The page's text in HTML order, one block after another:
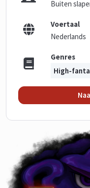
Buiten
Voertaal
Nederlands
Genres
High-